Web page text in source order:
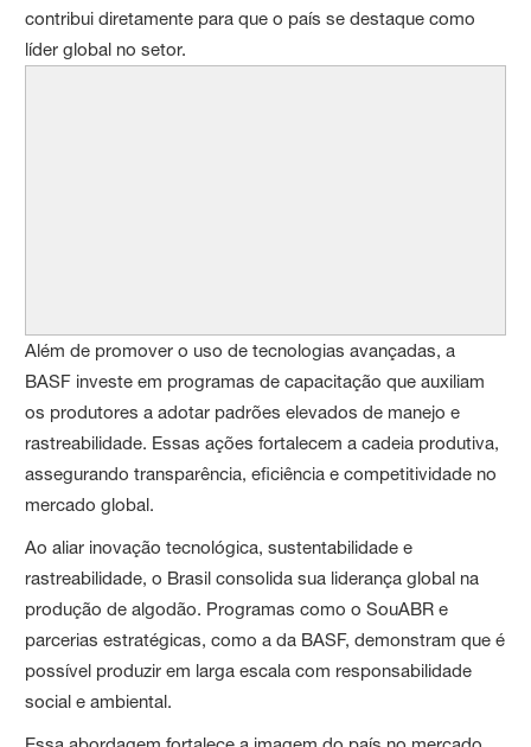
contribui diretamente para que o país se destaque como
líder global no setor.
Além de promover o uso de tecnologias avançadas, a
BASF investe em programas de capacitação que auxiliam
os produtores a adotar padrões elevados de manejo e
rastreabilidade. Essas ações fortalecem a cadeia produtiva,
assegurando transparência, eficiência e competitividade no
mercado global.
Ao aliar inovação tecnológica, sustentabilidade e
rastreabilidade, o Brasil consolida sua liderança global na
produção de algodão. Programas como o SouABR e
parcerias estratégicas, como a da BASF, demonstram que é
possível produzir em larga escala com responsabilidade
social e ambiental.